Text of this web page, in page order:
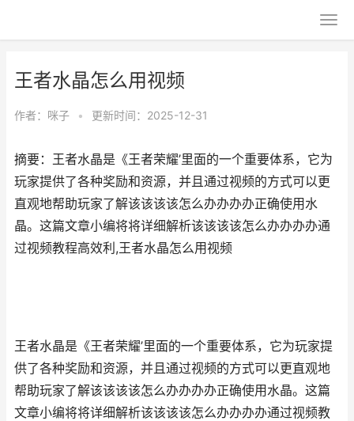
王者水晶怎么用视频
作者： 咪子 • 更新时间：2025-12-31
摘要：王者水晶是《王者荣耀’里面的一个重要体系，它为
玩家提供了各种奖励和资源，并且通过视频的方式可以更
直观地帮助玩家了解该该该该怎么办办办办正确使用水
晶。这篇文章小编将将详细解析该该该该怎么办办办办通
过视频教程高效利,王者水晶怎么用视频
王者水晶是《王者荣耀’里面的一个重要体系，它为玩家提
供了各种奖励和资源，并且通过视频的方式可以更直观地
帮助玩家了解该该该该怎么办办办办正确使用水晶。这篇
文章小编将将详细解析该该该该怎么办办办办通过视频教